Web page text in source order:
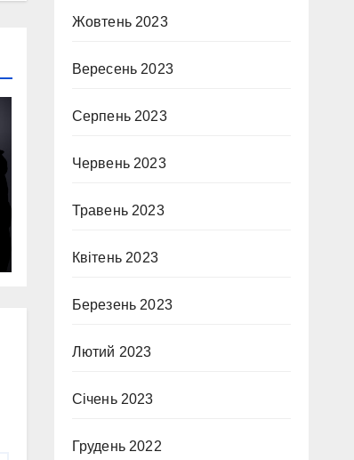
Жовтень 2023
Вересень 2023
Серпень 2023
Червень 2023
Травень 2023
Квітень 2023
Березень 2023
Лютий 2023
Січень 2023
Грудень 2022